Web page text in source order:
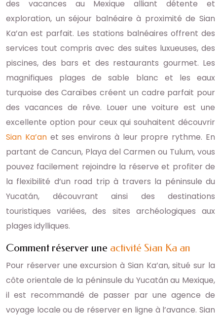
des vacances au Mexique alliant détente et
exploration, un séjour balnéaire à proximité de Sian
Ka’an est parfait. Les stations balnéaires offrent des
services tout compris avec des suites luxueuses, des
piscines, des bars et des restaurants gourmet. Les
magnifiques plages de sable blanc et les eaux
turquoise des Caraïbes créent un cadre parfait pour
des vacances de rêve. Louer une voiture est une
excellente option pour ceux qui souhaitent découvrir
Sian Ka’anet ses environs à leur propre rythme. En
partant de Cancun, Playa del Carmen ou Tulum, vous
pouvez facilement rejoindre la réserve et profiter de
la flexibilité d’un road trip à travers la péninsule du
Yucatán, découvrant ainsi des destinations
touristiques variées, des sites archéologiques aux
plages idylliques.
Comment réserver une activité Sian Ka an
Pour réserver une excursion à Sian Ka’an, situé sur la
côte orientale de la péninsule du Yucatán au Mexique,
il est recommandé de passer par une agence de
voyage locale ou de réserver en ligne à l’avance. Sian